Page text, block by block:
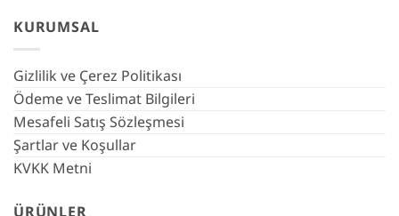
KURUMSAL
Gizlilik ve Çerez Politikası
Ödeme ve Teslimat Bilgileri
Mesafeli Satış Sözleşmesi
Şartlar ve Koşullar
KVKK Metni
ÜRÜNLER